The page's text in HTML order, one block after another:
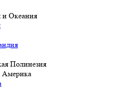
и Океания
Полинезия
Америка